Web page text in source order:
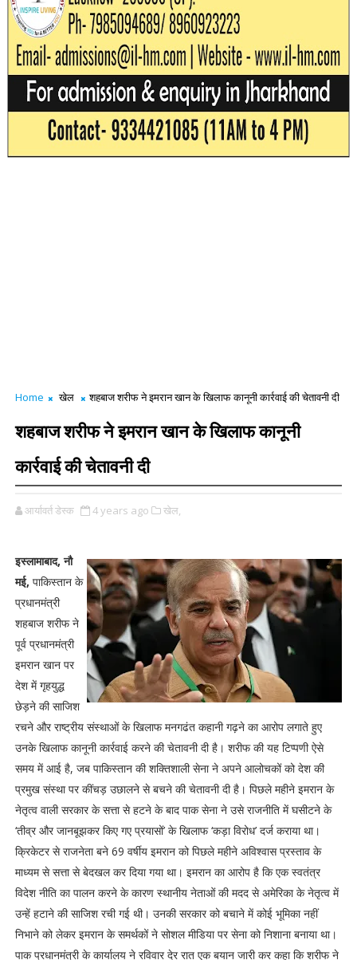
Home खेल शहबाज शरीफ ने इमरान खान के खिलाफ कानूनी कार्रवाई की चेतावनी दी
शहबाज शरीफ ने इमरान खान के खिलाफ कानूनी
कार्रवाई की चेतावनी दी
आर्यावर्त डेस्क 4 years ago खेल,
इस्लामाबाद, नौ
मई, पाकिस्तान के
प्रधानमंत्री
शहबाज शरीफ ने
पूर्व प्रधानमंत्री
इमरान खान पर
देश में गृहयुद्ध
छेड़ने की साजिश
रचने और राष्ट्रीय संस्थाओं के खिलाफ मनगढंत कहानी गढ़ने का आरोप लगाते हुए
उनके खिलाफ कानूनी कार्रवाई करने की चेतावनी दी है। शरीफ की यह टिप्पणी ऐसे
समय में आई है, जब पाकिस्तान की शक्तिशाली सेना ने अपने आलोचकों को देश की
प्रमुख संस्था पर कींचड़ उछालने से बचने की चेतावनी दी है। पिछले महीने इमरान के
नेतृत्व वाली सरकार के सत्ता से हटने के बाद पाक सेना ने उसे राजनीति में घसीटने के
‘तीव्र और जानबूझकर किए गए प्रयासों’ के खिलाफ ‘कड़ा विरोध’ दर्ज कराया था।
क्रिकेटर से राजनेता बने 69 वर्षीय इमरान को पिछले महीने अविश्वास प्रस्ताव के
माध्यम से सत्ता से बेदखल कर दिया गया था। इमरान का आरोप है कि एक स्वतंत्र
विदेश नीति का पालन करने के कारण स्थानीय नेताओं की मदद से अमेरिका के नेतृत्व में
उन्हें हटाने की साजिश रची गई थी। उनकी सरकार को बचाने में कोई भूमिका नहीं
निभाने को लेकर इमरान के समर्थकों ने सोशल मीडिया पर सेना को निशाना बनाया था।
पाक प्रधानमंत्री के कार्यालय ने रविवार देर रात एक बयान जारी कर कहा कि शरीफ ने